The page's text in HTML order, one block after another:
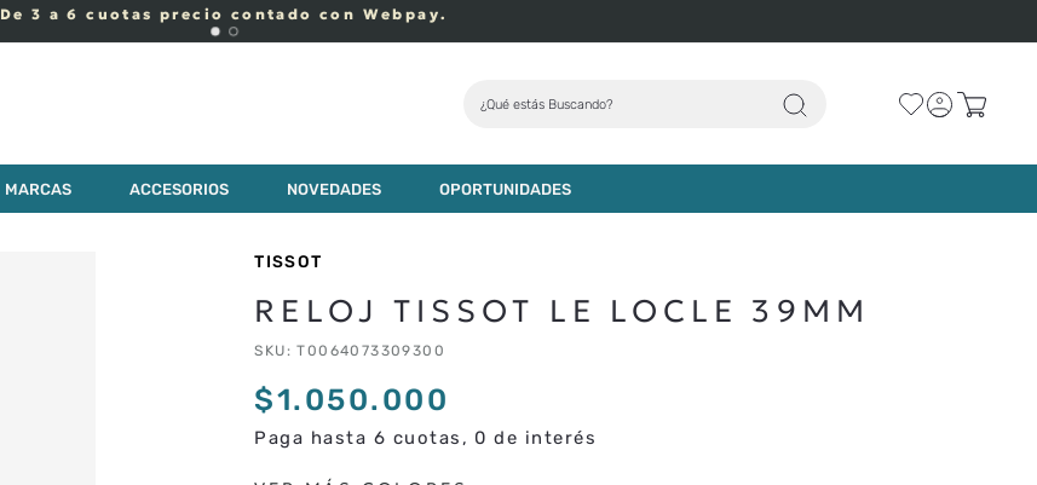
De 3 a 6 cuotas precio contado con Webpay.
¿Qué estás Buscando?
MARCAS ACCESORIOS NOVEDADES OPORTUNIDADES
AGREGAR AL CARRO
TISSOT
RELOJ TISSOT LE LOCLE 39MM
SKU :T0064073309300
$1.050.000
Paga hasta 6 cuotas, 0 de interés